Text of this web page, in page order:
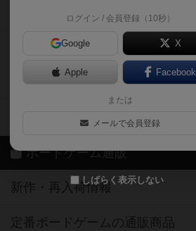
ログイン / 会員登録（10秒）
Google X
Apple Facebook
または
メールで会員登録
しばらく表示しない
掲示板・トピックス
ボドとも・会員一覧
ボードゲーム業界コラム
ボドゲーマご利用案内
ボードゲーム通販
新作・再入荷情報
定番ボードゲームの通販商品